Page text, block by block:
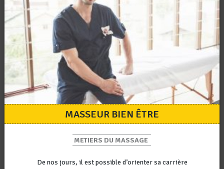
MASSEUR BIEN ÊTRE
METIERS DU MASSAGE
De nos jours, il est possible d’orienter sa carrière